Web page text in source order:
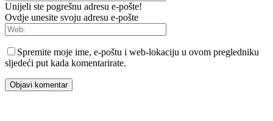
Unijeli ste pogrešnu adresu e-pošte!
Ovdje unesite svoju adresu e-pošte
Spremite moje ime, e-poštu i web-lokaciju u ovom pregledniku
sljedeći put kada komentarirate.